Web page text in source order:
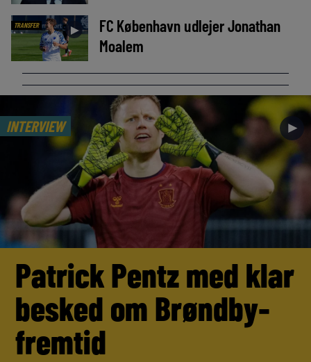
TRANSFER ►
FC København udlejer Jonathan
Moalem
INTERVIEW ►
Patrick Pentz med klar
besked om Brøndby-
fremtid